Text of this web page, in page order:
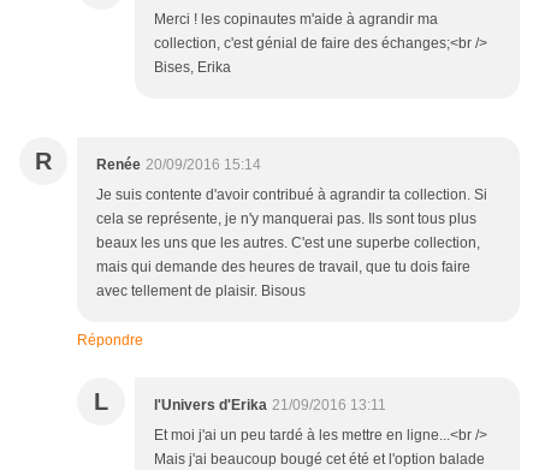
Merci ! les copinautes m'aide à agrandir ma
collection, c'est génial de faire des échanges;<br />
Bises, Erika
R Renée 20/09/2016 15:14
Je suis contente d'avoir contribué à agrandir ta collection. Si
cela se représente, je n'y manquerai pas. Ils sont tous plus
beaux les uns que les autres. C'est une superbe collection,
mais qui demande des heures de travail, que tu dois faire
avec tellement de plaisir. Bisous
Répondre
L l'Univers d'Erika 21/09/2016 13:11
Et moi j'ai un peu tardé à les mettre en ligne...<br />
Mais j'ai beaucoup bougé cet été et l'option balade